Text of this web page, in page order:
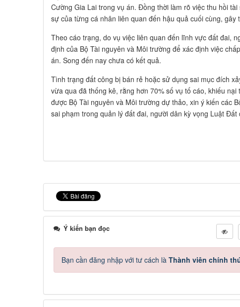
Cường Gia Lai trong vụ án. Đồng thời làm rõ việc thu hồi
sự của từng cá nhân liên quan đến hậu quả cuối cùng,
Theo cáo trạng, do vụ việc liên quan đến lĩnh vực đất đai,
định của Bộ Tài nguyên và Môi trường để xác định việc
án. Song đến nay chưa có kết quả.
Tình trạng đất công bị bán rẻ hoặc sử dụng sai mục đích
vừa qua đã thống kê, rằng hơn 70% số vụ tố cáo, khiếu
được Bộ Tài nguyên và Môi trường dự thảo, xin ý kiến các
sai phạm trong quản lý đất đai, người dân kỳ vọng Luật
Ý kiến bạn đọc
Bạn cần đăng nhập với tư cách là Thành viên chính